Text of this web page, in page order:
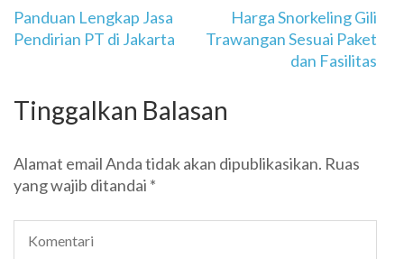
Navigasi
pos
Panduan Lengkap Jasa
Pendirian PT di Jakarta
Harga Snorkeling Gili
Trawangan Sesuai Paket
dan Fasilitas
Tinggalkan Balasan
Alamat email Anda tidak akan dipublikasikan. Ruas
yang wajib ditandai *